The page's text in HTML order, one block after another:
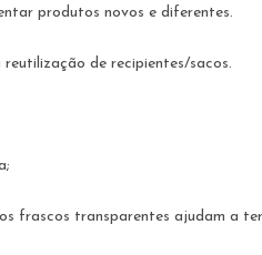
produtos novos e diferentes.
de recipientes/sacos.
frascos transparentes ajudam a